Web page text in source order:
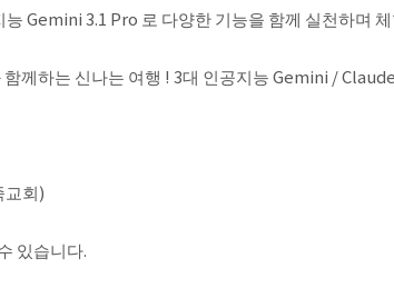
Gemini 3.1 Pro 로 다양한 기능을 함께 실천하며
께하는 신나는 여행 ! 3대 인공지능 Gemini /
교회)
있습니다.